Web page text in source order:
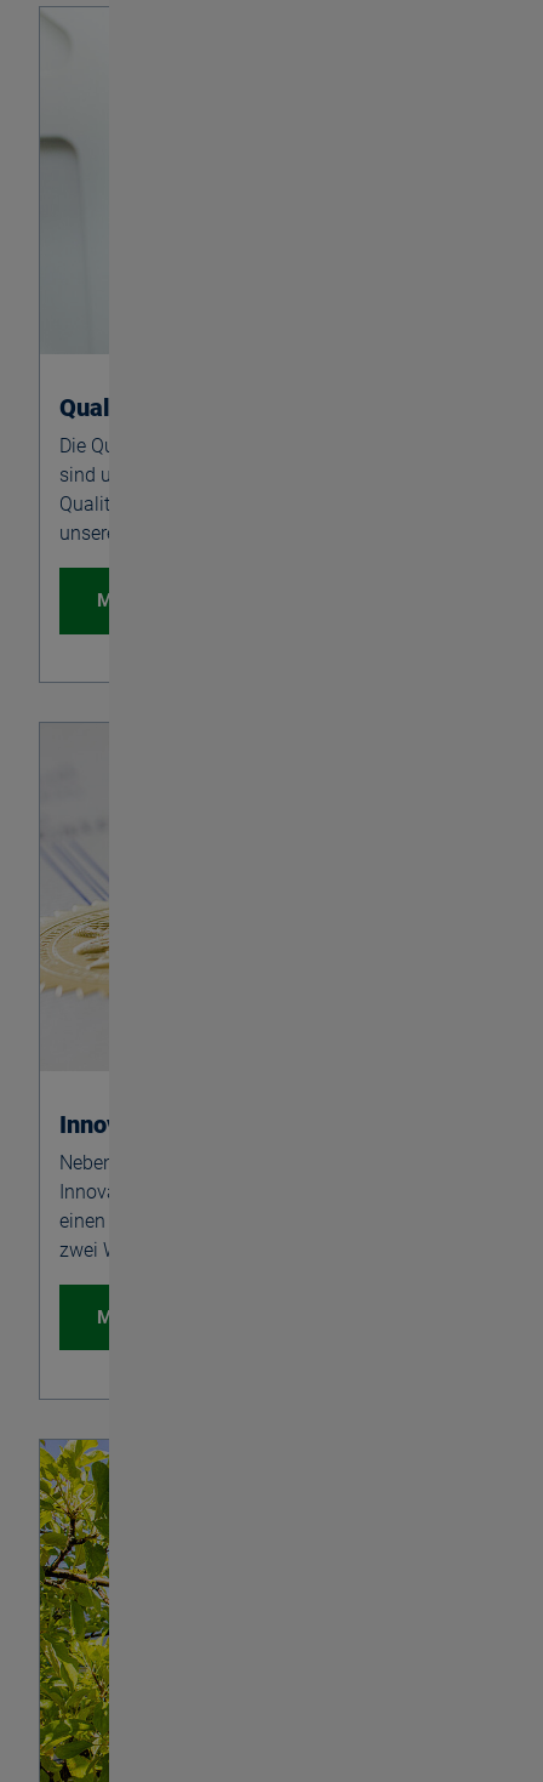
Qualität
Die Qualität unserer Produkte und unserer Arbeit
sind uns Freude und Aufgabe zugleich. Der Wille,
Qualität zu schaffen, bestimmt unser Denken und
unserer Handeln in jedem Detail.
Mehr erfahren
Innovation
Neben innovativen Kundenlösungen haben
Innovationen auch in unseren internen Prozessen
einen sehr hohen Stellenwert. Lesen Sie mehr zu
zwei Weltneuheiten.
Mehr erfahren